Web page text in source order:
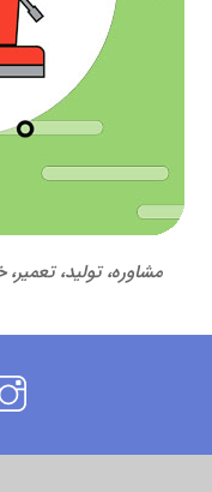
مشاوره، تولید،